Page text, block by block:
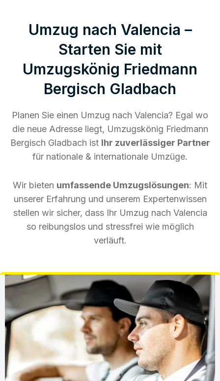
Umzug nach Valencia –
Starten Sie mit
Umzugskönig Friedmann
Bergisch Gladbach
Planen Sie einen Umzug nach Valencia? Egal wo
die neue Adresse liegt, Umzugskönig Friedmann
Bergisch Gladbach ist Ihr zuverlässiger Partner
für nationale & internationale Umzüge.
Wir bieten umfassende Umzugslösungen: Mit
unserer Erfahrung und unserem Expertenwissen
stellen wir sicher, dass Ihr Umzug nach Valencia
so reibungslos und stressfrei wie möglich
verläuft.